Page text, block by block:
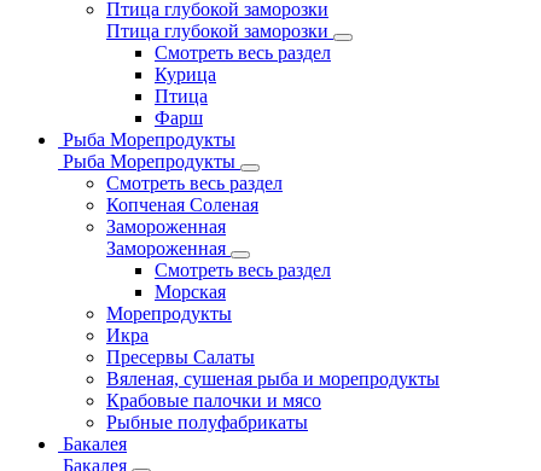
Птица глубокой заморозки
Птица глубокой заморозки
Смотреть весь раздел
Курица
Птица
Фарш
Рыба Морепродукты
Рыба Морепродукты
Смотреть весь раздел
Копченая Соленая
Замороженная
Замороженная
Смотреть весь раздел
Морская
Морепродукты
Икра
Пресервы Салаты
Вяленая, сушеная рыба и морепродукты
Крабовые палочки и мясо
Рыбные полуфабрикаты
Бакалея
Бакалея